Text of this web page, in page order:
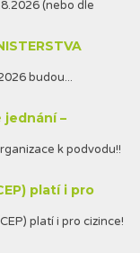
(nebo dle
budou...
jednání –
k podvodu!!
platí i pro
platí i pro cizince!